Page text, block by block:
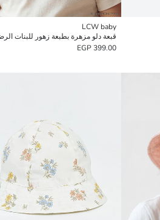
LCW baby
قبعة دلو مزهرة بطبعة زهور للبنات
399.00 EGP